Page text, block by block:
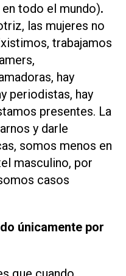
todo el mundo).
las mujeres no
trabajamos
hay
periodistas, hay
presentes. La
y darle
somos menos en
masculino, por
casos
únicamente por